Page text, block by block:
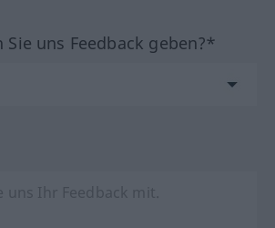
uns Feedback geben?*